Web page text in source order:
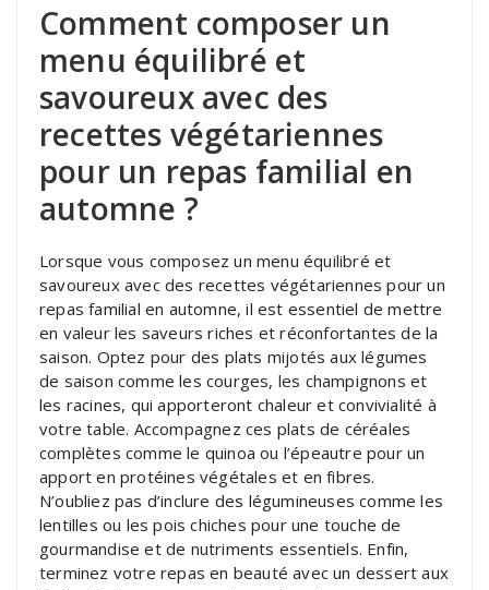
Comment composer un
menu équilibré et
savoureux avec des
recettes végétariennes
pour un repas familial en
automne ?
Lorsque vous composez un menu équilibré et
savoureux avec des recettes végétariennes pour un
repas familial en automne, il est essentiel de mettre
en valeur les saveurs riches et réconfortantes de la
saison. Optez pour des plats mijotés aux légumes
de saison comme les courges, les champignons et
les racines, qui apporteront chaleur et convivialité à
votre table. Accompagnez ces plats de céréales
complètes comme le quinoa ou l’épeautre pour un
apport en protéines végétales et en fibres.
N’oubliez pas d’inclure des légumineuses comme les
lentilles ou les pois chiches pour une touche de
gourmandise et de nutriments essentiels. Enfin,
terminez votre repas en beauté avec un dessert aux